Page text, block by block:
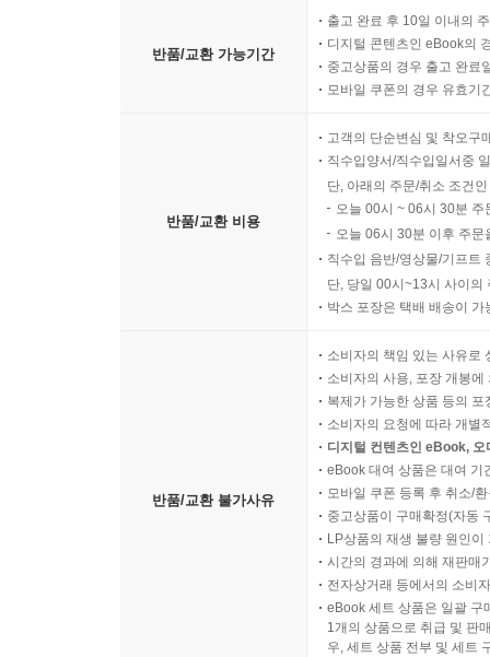
반품/교환 가능기간
출고 완료 후 10일 이내의
디지털 콘텐츠인 eBook의
중고상품의 경우 출고 완료
모바일 쿠폰의 경우 유효기
반품/교환 비용
고객의 단순변심 및 착오구
직수입양서/직수입일서중
단, 아래의 주문/취소 조건
오늘 00시 ~ 06시 30분
오늘 06시 30분 이후 주
직수입 음반/영상물/기프트
단, 당일 00시~13시 사이의
박스 포장은 택배 배송이
반품/교환 불가사유
소비자의 책임 있는 사유로
소비자의 사용, 포장 개봉
복제가 가능한 상품 등의
소비자의 요청에 따라 개별
디지털 컨텐츠인 eBook,
eBook 대여 상품은 대여 기
모바일 쿠폰 등록 후 취소/
중고상품이 구매확정(자동
LP상품의 재생 불량 원인
시간의 경과에 의해 재판매
전자상거래 등에서의 소비
eBook 세트 상품은 일괄 구
1개의 상품으로 취급 및 판
우, 세트 상품 전부 및 세트